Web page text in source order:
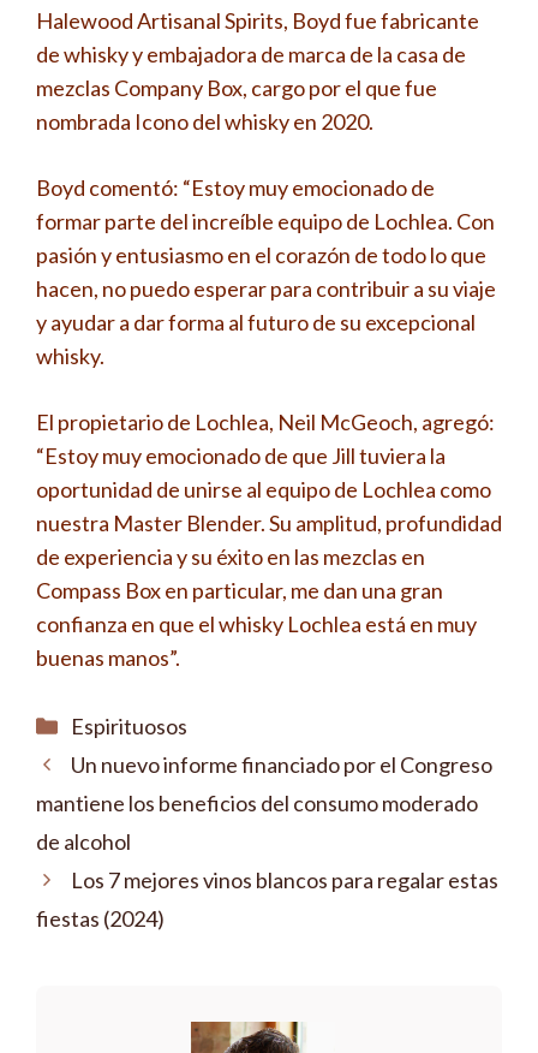
Halewood Artisanal Spirits, Boyd fue fabricante
de whisky y embajadora de marca de la casa de
mezclas Company Box, cargo por el que fue
nombrada Icono del whisky en 2020.
Boyd comentó: “Estoy muy emocionado de
formar parte del increíble equipo de Lochlea. Con
pasión y entusiasmo en el corazón de todo lo que
hacen, no puedo esperar para contribuir a su viaje
y ayudar a dar forma al futuro de su excepcional
whisky.
El propietario de Lochlea, Neil McGeoch, agregó:
“Estoy muy emocionado de que Jill tuviera la
oportunidad de unirse al equipo de Lochlea como
nuestra Master Blender. Su amplitud, profundidad
de experiencia y su éxito en las mezclas en
Compass Box en particular, me dan una gran
confianza en que el whisky Lochlea está en muy
buenas manos”.
Categorías
Espirituosos
Un nuevo informe financiado por el Congreso
mantiene los beneficios del consumo moderado
de alcohol
Los 7 mejores vinos blancos para regalar estas
fiestas (2024)